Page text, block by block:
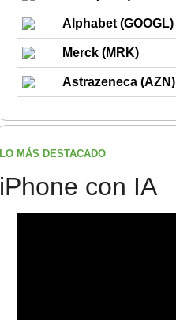
Alphabet (GOOGL)
Merck (MRK)
Astrazeneca (AZN)
LO MÁS DESTACADO
iPhone con IA